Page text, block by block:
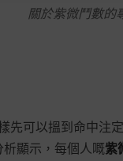
關於紫微鬥數的
可以搵到命中注
析顯示，每個人嘅紫